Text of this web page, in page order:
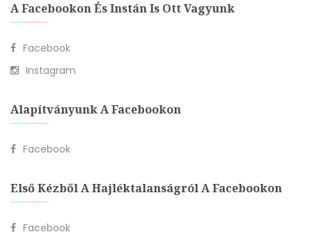
A Facebookon És Instán Is Ott Vagyunk
Facebook
Instagram
Alapítványunk A Facebookon
Facebook
Első Kézből A Hajléktalanságról A Facebookon
Facebook